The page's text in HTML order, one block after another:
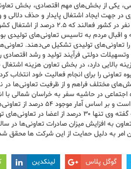
و ۴۴ قانون اساسی، یکی از بخش‌های مهم
که ۵۴ درصد آنها را تعاونی‌های تولیدی تشکیل
دولتی فرآیند تولید و رشد
بالایی دارد، در بخش تعاون هزینه
را برای انجام فعالیت خود انتخاب
مختلف فراهم و از ظرفیت تعاونی‌ها در
اجتماعی در حاشیه سفر به خراسان شمالی
به افزایش میزان صادرات تعاونی‌ها در
امر به دلیل حمایت از این شرکت ها محقق
گوگل پلاس لینکدین